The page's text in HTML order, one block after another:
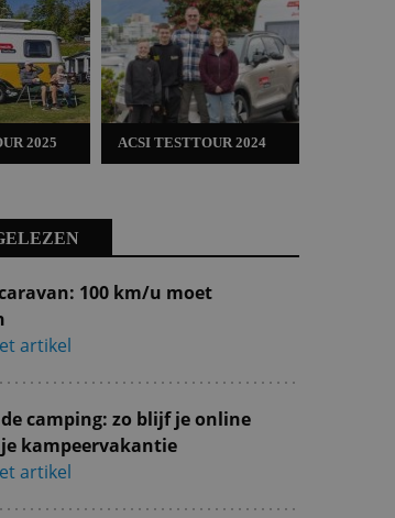
2025 ACSI TESTTOUR 2024
100 km/u moet
artikel
camping: zo blijf je online
kampeervakantie
artikel